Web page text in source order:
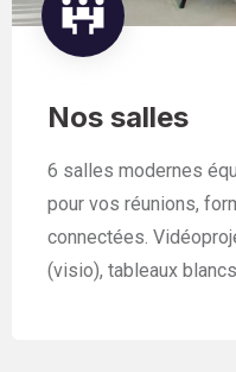
Nos salles
6 salles modernes
pour vos réunions,
connectées.
(visio), tableaux blancs